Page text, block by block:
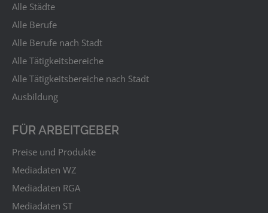
Alle Städte
Alle Berufe
Alle Berufe nach Stadt
Alle Tätigkeitsbereiche
Alle Tätigkeitsbereiche nach Stadt
Ausbildung
FÜR ARBEITGEBER
Preise und Produkte
Mediadaten WZ
Mediadaten RGA
Mediadaten ST